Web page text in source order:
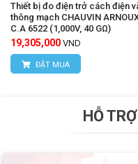
Thiết bị đo điện trở cách điện
thông mạch CHAUVIN
C.A 6522 (1,000V, 40 GΩ)
19,305,000 VND
ĐẶT MUA
HỖ